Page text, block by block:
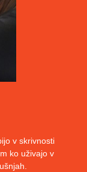
v skrivnosti
ko uživajo v